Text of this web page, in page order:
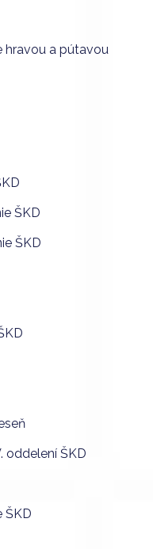
hravou a pútavou
ŠKD
ŠKD
oddelení ŠKD
ŠKD